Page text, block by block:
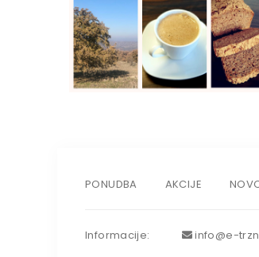
PONUDBA AKCIJE
Informacije: info@e-